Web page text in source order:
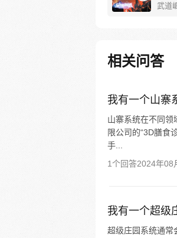
武道
相关问答
我有一个山寨
山寨系统在不同领
限公司的“3D膳食
手...
1个回答2024年08
我有一个超级
超级庄园系统通常